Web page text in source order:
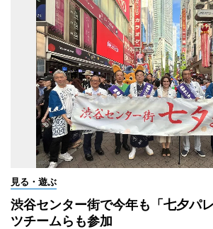
見る・遊ぶ
渋谷センター街で今年も「七夕パ
ツチームらも参加